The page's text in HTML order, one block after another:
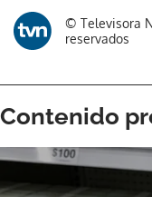
© Televisora
reservados